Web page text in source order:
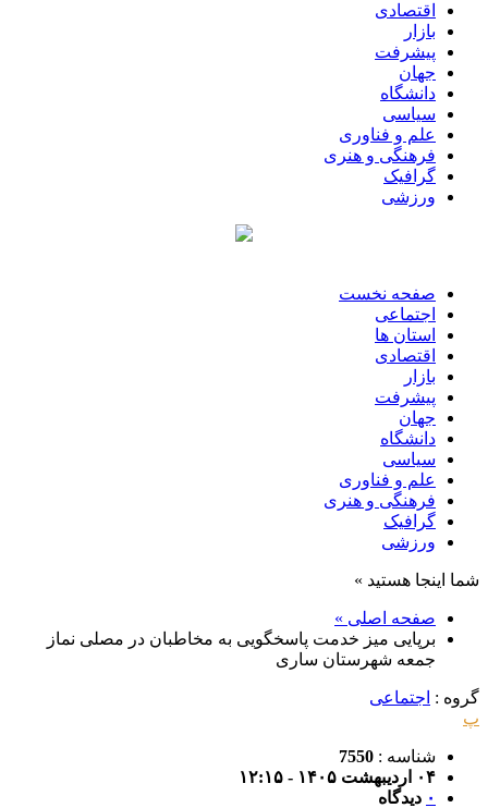
اقتصادی
بازار
پیشرفت
جهان
دانشگاه
سیاسی
علم و فناوری
فرهنگی و هنری
گرافیک
ورزشی
صفحه نخست
اجتماعی
استان ها
اقتصادی
بازار
پیشرفت
جهان
دانشگاه
سیاسی
علم و فناوری
فرهنگی و هنری
گرافیک
ورزشی
شما اینجا هستید »
صفحه اصلی »
برپایی میز خدمت پاسخگویی به مخاطبان در مصلی نماز
جمعه شهرستان ساری
گروه : اجتماعی
پ
شناسه : 7550
۰۴ اردیبهشت ۱۴۰۵ - ۱۲:۱۵
۰ دیدگاه